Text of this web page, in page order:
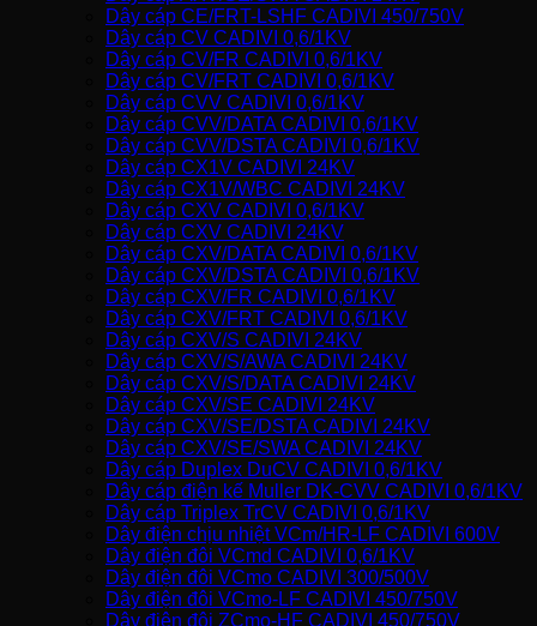
Dây cáp CE/FRT-LSHF CADIVI 450/750V
Dây cáp CV CADIVI 0,6/1KV
Dây cáp CV/FR CADIVI 0,6/1KV
Dây cáp CV/FRT CADIVI 0,6/1KV
Dây cáp CVV CADIVI 0,6/1KV
Dây cáp CVV/DATA CADIVI 0,6/1KV
Dây cáp CVV/DSTA CADIVI 0,6/1KV
Dây cáp CX1V CADIVI 24KV
Dây cáp CX1V/WBC CADIVI 24KV
Dây cáp CXV CADIVI 0,6/1KV
Dây cáp CXV CADIVI 24KV
Dây cáp CXV/DATA CADIVI 0,6/1KV
Dây cáp CXV/DSTA CADIVI 0,6/1KV
Dây cáp CXV/FR CADIVI 0,6/1KV
Dây cáp CXV/FRT CADIVI 0,6/1KV
Dây cáp CXV/S CADIVI 24KV
Dây cáp CXV/S/AWA CADIVI 24KV
Dây cáp CXV/S/DATA CADIVI 24KV
Dây cáp CXV/SE CADIVI 24KV
Dây cáp CXV/SE/DSTA CADIVI 24KV
Dây cáp CXV/SE/SWA CADIVI 24KV
Dây cáp Duplex DuCV CADIVI 0,6/1KV
Dây cáp điện kế Muller DK-CVV CADIVI 0,6/1KV
Dây cáp Triplex TrCV CADIVI 0,6/1KV
Dây điện chịu nhiệt VCm/HR-LF CADIVI 600V
Dây điện đôi VCmd CADIVI 0,6/1KV
Dây điện đôi VCmo CADIVI 300/500V
Dây điện đôi VCmo-LF CADIVI 450/750V
Dây điện đôi ZCmo-HF CADIVI 450/750V